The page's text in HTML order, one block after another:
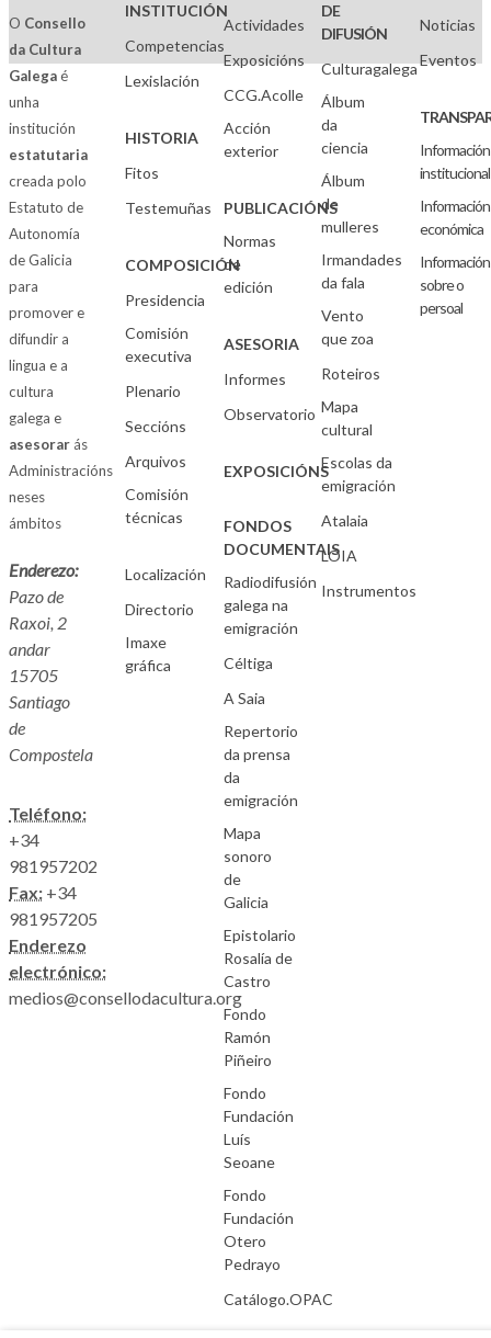
O Consello
da Cultura
Galegaé
unha
institución
estatutaria
creada polo
Estatuto de
Autonomía
de Galicia
para
promover e
difundir a
lingua e a
cultura
galega e
asesorarás
Administracións
neses
ámbitos
Enderezo:
Pazo de
Raxoi, 2
andar
15705
Santiago
de
Compostela
Teléfono:
+34
981957202
Fax: +34
981957205
Enderezo
electrónico:
medios@consellodacultura.org
INSTITUCIÓN
Competencias
Lexislación
HISTORIA
Fitos
Testemuñas
COMPOSICIÓN
Presidencia
Comisión
executiva
Plenario
Seccións
Arquivos
Comisión
técnicas
Localización
Directorio
Imaxe
gráfica
Actividades
Exposicións
CCG.Acolle
Acción
exterior
PUBLICACIÓNS
Normas
de
edición
ASESORIA
Informes
Observatorio
EXPOSICIÓNS
FONDOS
DOCUMENTAIS
Radiodifusión
galega na
emigración
Céltiga
A Saia
Repertorio
da prensa
da
emigración
Mapa
sonoro
de
Galicia
Epistolario
Rosalía de
Castro
Fondo
Ramón
Piñeiro
Fondo
Fundación
Luís
Seoane
Fondo
Fundación
Otero
Pedrayo
Catálogo.OPAC
DE
DIFUSIÓN
Culturagalega
Álbum
da
ciencia
Álbum
de
mulleres
Irmandades
da fala
Vento
que zoa
Roteiros
Mapa
cultural
Escolas da
emigración
Atalaia
LOIA
Instrumentos
Noticias
Eventos
Información
institucional
Información
económica
Información
sobre o
persoal